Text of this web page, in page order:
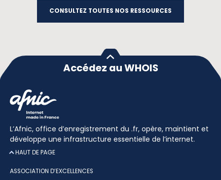
CONSULTEZ TOUTES NOS RESSOURCES
Accédez au WHOIS
L’Afnic, office d’enregistrement du .fr, opère, maintient et
développe une infrastructure essentielle de l’internet.
HAUT DE PAGE
ASSOCIATION D’EXCELLENCES